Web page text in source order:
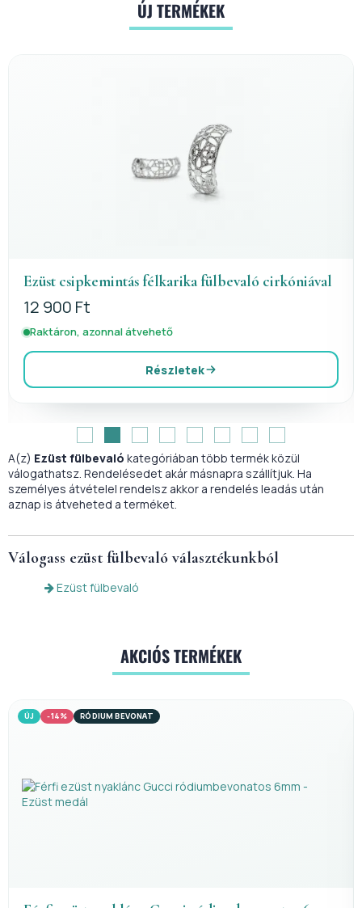
ÚJ TERMÉKEK
Ezüst pillangós babafülbevaló rózsaszín-
13 900 Ft
Raktáron, azonnal átvehető
Részletek
A(z) Ezüst fülbevaló kategóriában több termék közül
válogathatsz. Rendelésedet akár másnapra szállítjuk. Ha
személyes átvételel rendelsz akkor a rendelés leadás után
aznap is átveheted a terméket.
Válogass ezüst fülbevaló választékunkból
Ezüst fülbevaló
AKCIÓS TERMÉKEK
-16%